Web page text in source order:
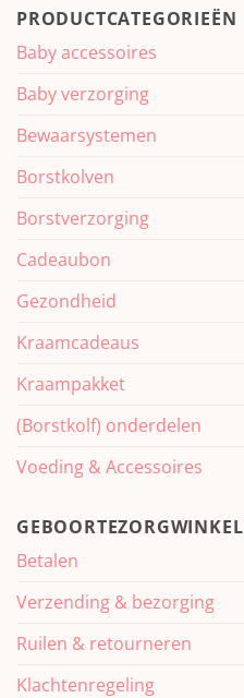
PRODUCTCATEGORIEËN
Baby accessoires
Baby verzorging
Bewaarsystemen
Borstkolven
Borstverzorging
Cadeaubon
Gezondheid
Kraamcadeaus
Kraampakket
(Borstkolf) onderdelen
Voeding & Accessoires
GEBOORTEZORGWINKEL
Betalen
Verzending & bezorging
Ruilen & retourneren
Klachtenregeling